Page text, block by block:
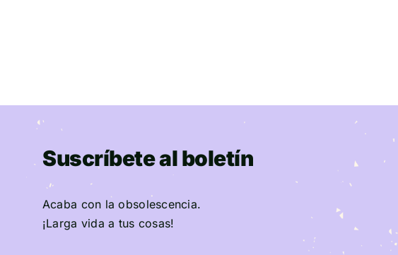
Suscríbete al boletín
Acaba con la obsolescencia.
¡Larga vida a tus cosas!